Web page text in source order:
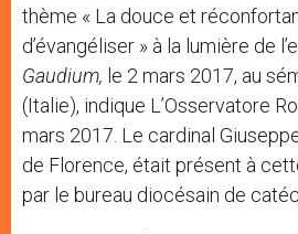
thème « La douce et
d’évangéliser » à la lumière de
Gaudium, le 2 mars 2017, au
(Italie), indique L’Osservatore
mars 2017. Le cardinal
de Florence, était présent à
par le bureau diocésain de